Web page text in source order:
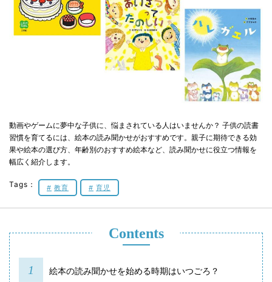
動画やゲームに夢中な子供に、悩まされている人はいませんか？ 子供の読書
習慣を育てるには、絵本の読み聞かせがおすすめです。親子に期待できる効
果や絵本の選び方、年齢別のおすすめ絵本など、読み聞かせに役立つ情報を
幅広く紹介します。
Tags： 教育 育児
Contents
絵本の読み聞かせを始める時期はいつごろ？